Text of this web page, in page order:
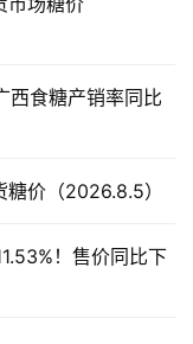
西食糖产销率同比
价（2026.8.5）
！售价同比下